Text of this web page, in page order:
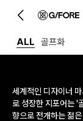
ALL 골프화
세계적인 디자이너
로 성장한 지포어는 '
향으로 전개하는 젊